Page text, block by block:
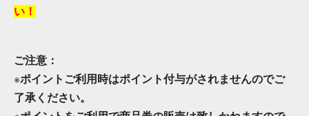
い！
ご注意：
※ポイントご利用時はポイント付与がされませんのでご
了承ください。